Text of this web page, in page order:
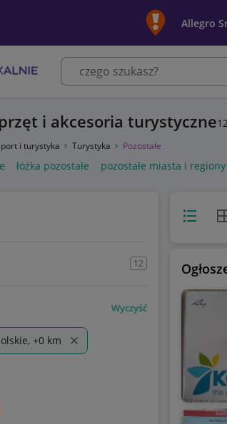
Allegro
i akcesoria turystyczne12
i turystyka Turystyka Pozostałe
łóżka pozostałe pozostałe miasta i regiony
12
Wyczyść
+0 km
Widok